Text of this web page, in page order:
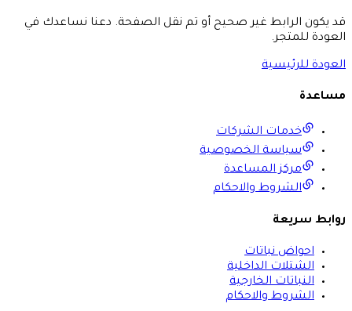
قد يكون الرابط غير صحيح أو تم نقل الصفحة. دعنا نساعدك في
العودة للمتجر.
العودة للرئيسية
مساعدة
خدمات الشركات
سياسة الخصوصية
مركز المساعدة
الشروط والاحكام
روابط سريعة
احواض نباتات
الشتلات الداخلية
النباتات الخارجية
الشروط والاحكام